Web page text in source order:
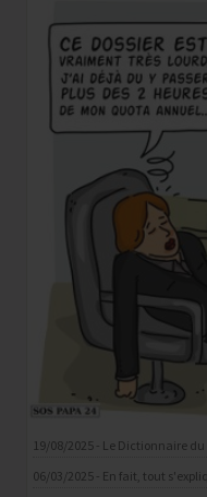
19/08/2025 - Le Dictionnaire
06/03/2025 - En fait, tout